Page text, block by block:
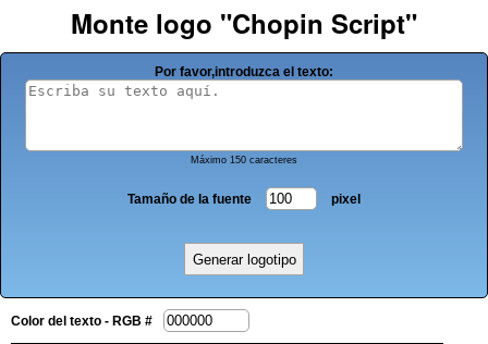
Monte logo "Chopin Script"
Por favor,introduzca el texto:
Máximo 150 caracteres
Tamaño de la fuente pixel
Color del texto - RGB #